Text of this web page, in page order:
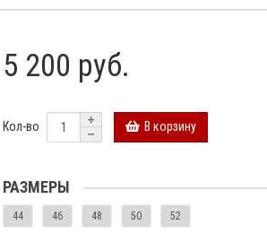
5 200 руб.
Кол-во В корзину
РАЗМЕРЫ
44 46 48 50 52